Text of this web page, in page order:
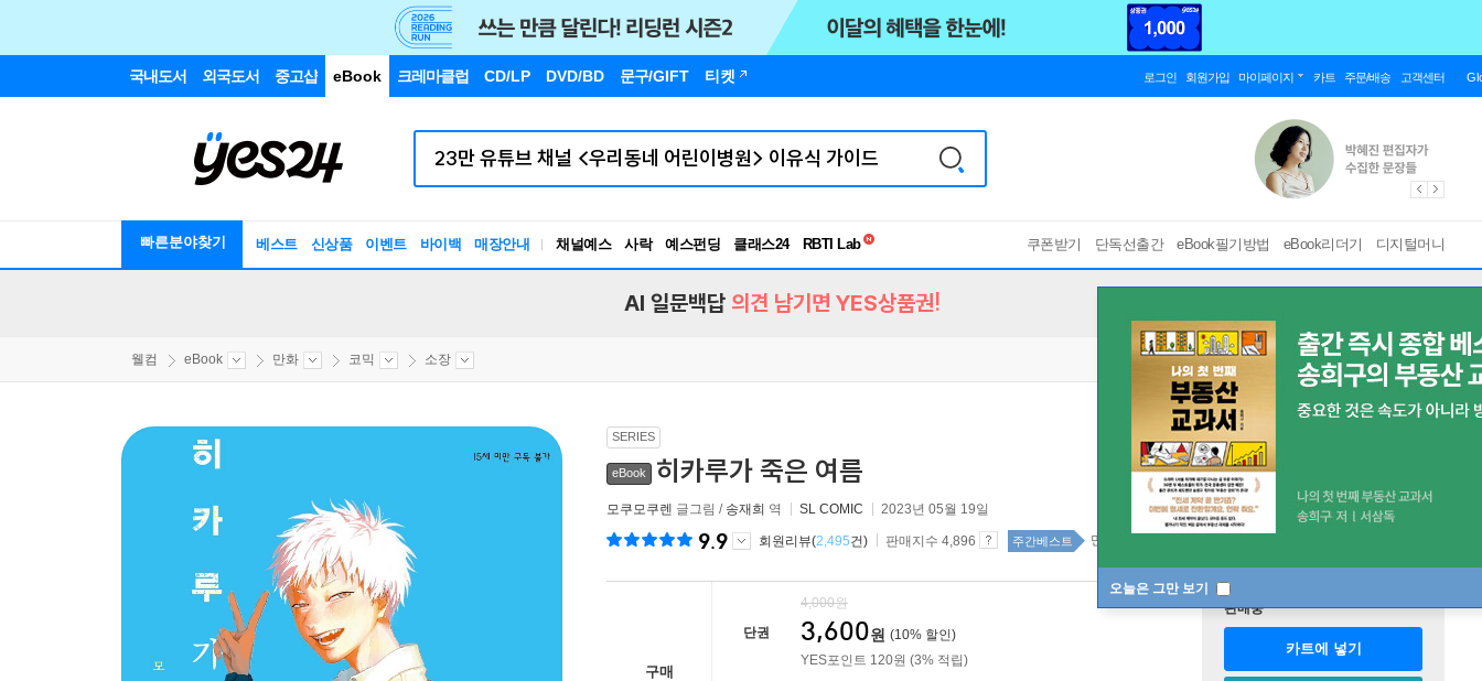
국내도서 외국도서 중고샵 eBook 크레마클럽 CD/LP DVD/BD 문구/GIFT 티켓 로그인 회원가입 마이페이지 카트 주문/배송 고객센터
빠른분야찾기 베스트 신상품 이벤트 바이백 매장안내 채널예스 사락 예스펀딩 클래스24
독서유형검사
쿠폰받기 단독선출간 eBook필기방법 eBook리더기 디지털머니
오늘은 그만 보기
AI 일문백답 의견 남기면 YES상품권!
웰컴 eBook 만화 코믹 소장
SERIES
eBook 히카루가 죽은 여름
모쿠모쿠렌 글그림 / 송재희 역 SL COMIC 2023년 05월 19일
9.9 회원리뷰(2,495건) 판매지수 4,896 주간베스트 만화 5위
구매
단권
4,000원
3,600원 (10% 할인)
YES포인트 120원 (3% 적립)
판매중
카트에 넣기